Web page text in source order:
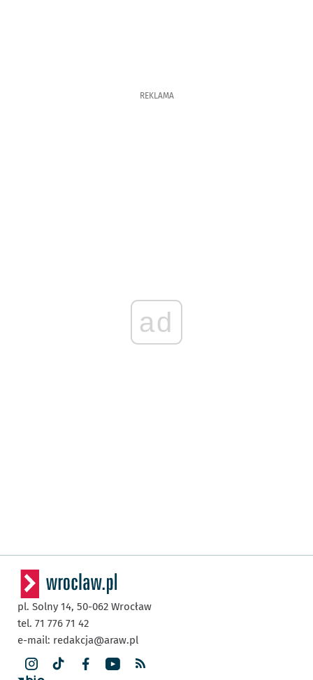
REKLAMA
ad
pl. Solny 14, 50-062 Wrocław
tel. 71 776 71 42
e-mail: redakcja@araw.pl